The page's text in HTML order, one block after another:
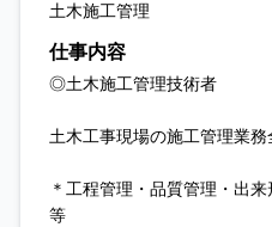
土木施工管理
仕事内容
◎土木施工管理技術者
土木工事現場の施工管理業務
＊工程管理・品質管理・出
等